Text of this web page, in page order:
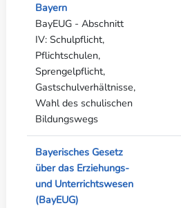
Bayern
BayEUG - Abschnitt
IV: Schulpflicht,
Pflichtschulen,
Sprengelpflicht,
Gastschulverhältnisse,
Wahl des schulischen
Bildungswegs
Bayerisches Gesetz
über das Erziehungs-
und Unterrichtswesen
(BayEUG)